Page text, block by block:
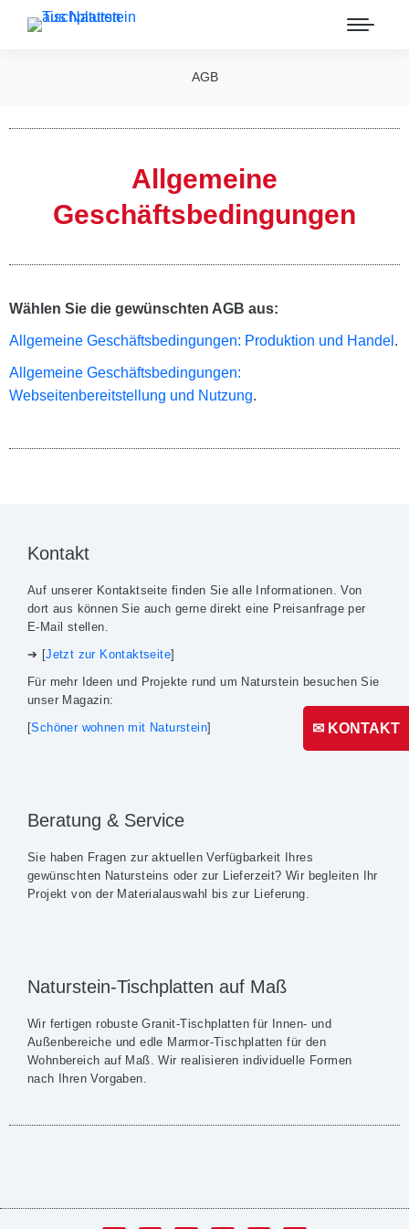
AGB
Allgemeine
Geschäftsbedingungen
Wählen Sie die gewünschten AGB aus:
Allgemeine Geschäftsbedingungen: Produktion und Handel .
Allgemeine Geschäftsbedingungen:
Webseitenbereitstellung und Nutzung.
Kontakt
Auf unserer Kontaktseite finden Sie alle Informationen. Von
dort aus können Sie auch gerne direkt eine Preisanfrage per
E-Mail stellen.
➔ [Jetzt zur Kontaktseite]
Für mehr Ideen und Projekte rund um Naturstein besuchen Sie
unser Magazin:
[Schöner wohnen mit Naturstein]
Beratung & Service
Sie haben Fragen zur aktuellen Verfügbarkeit Ihres
gewünschten Natursteins oder zur Lieferzeit? Wir begleiten Ihr
Projekt von der Materialauswahl bis zur Lieferung.
Naturstein-Tischplatten auf Maß
Wir fertigen robuste Granit-Tischplatten für Innen- und
Außenbereiche und edle Marmor-Tischplatten für den
Wohnbereich auf Maß. Wir realisieren individuelle Formen
nach Ihren Vorgaben.
✉ KONTAKT